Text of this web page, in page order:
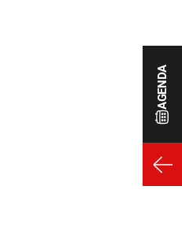
AGENDA